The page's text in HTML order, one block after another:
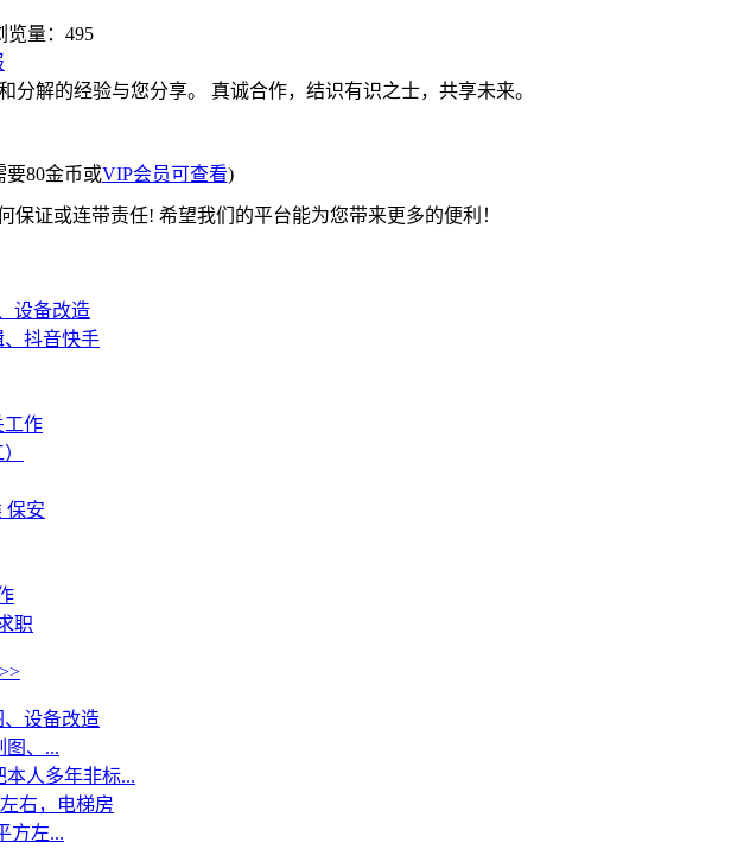
量：495
解的经验与您分享。 真诚合作，结识有识之士，共享未来。
要80金币或VIP会员可查看)
证或连带责任! 希望我们的平台能为您带来更多的便利！
设备改造
抖音快手
工作
保安
职
图、...
人多年非标...
方左...